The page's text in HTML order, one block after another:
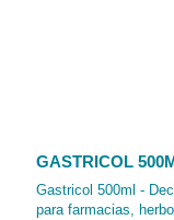
GASTRICOL
Gastricol 500ml -
para farmacias,